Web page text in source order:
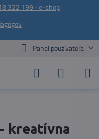
322 199 - e-shop
Panel používateľa
kreatívna